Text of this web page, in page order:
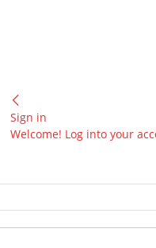
Sign in
Welcome! Log into your